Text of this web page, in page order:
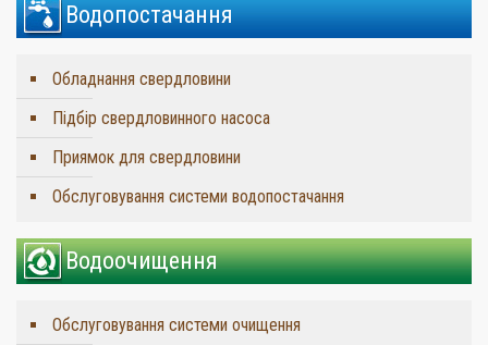
Водопостачання
Обладнання свердловини
Підбір свердловинного насоса
Приямок для свердловини
Обслуговування системи водопостачання
Водоочищення
Обслуговування системи очищення